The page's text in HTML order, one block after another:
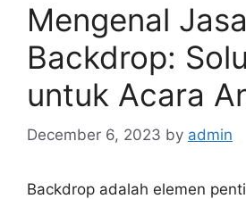
Mengenal Jasa
Backdrop:
untuk Acara
December 6, 2023 by admin
Backdrop adalah elemen